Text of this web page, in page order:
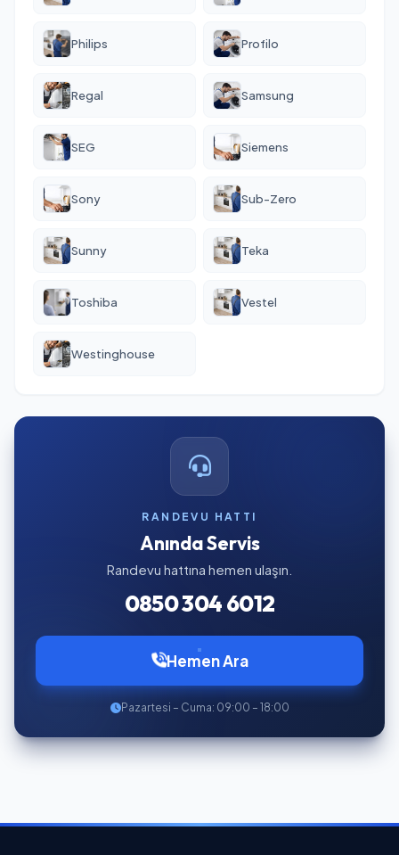
Philips Profilo
Regal Samsung
SEG Siemens
Sony Sub-Zero
Sunny Teka
Toshiba Vestel
Westinghouse
RANDEVU HATTI
Anında Servis
Randevu hattına hemen ulaşın.
0850 304 6012
Hemen Ara
Pazartesi – Cuma: 09:00 – 18:00